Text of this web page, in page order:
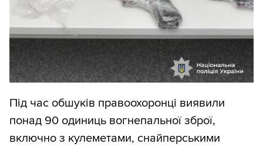
Під час обшуків правоохоронці виявили
понад 90 одиниць вогнепальної зброї,
включно з кулеметами, снайперськими